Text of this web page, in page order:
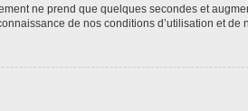
ne prend que quelques secondes et
de nos conditions d’utilisation et